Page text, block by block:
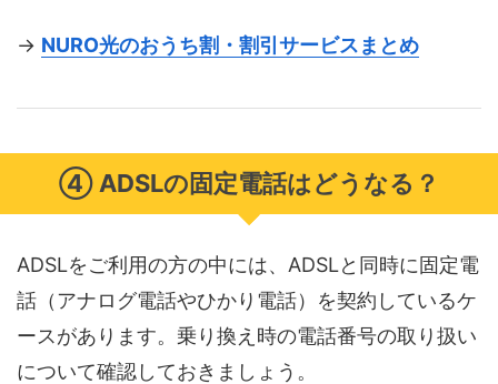
→ NURO光のおうち割・割引サービスまとめ
④ ADSLの固定電話はどうなる？
ADSLをご利用の方の中には、ADSLと同時に固定電
話（アナログ電話やひかり電話）を契約しているケ
ースがあります。乗り換え時の電話番号の取り扱い
について確認しておきましょう。